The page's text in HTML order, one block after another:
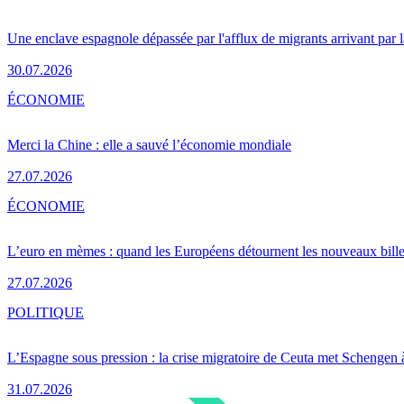
Une enclave espagnole dépassée par l'afflux de migrants arrivant par
30.07.2026
Merci la Chine : elle a sauvé l’économie mondiale
27.07.2026
ÉCONOMIE
L’euro en mèmes : quand les Européens détournent les nouveaux
27.07.2026
ÉCONOMIE
L’Espagne sous pression : la crise migratoire de Ceuta met Schengen
31.07.2026
POLITIQUE